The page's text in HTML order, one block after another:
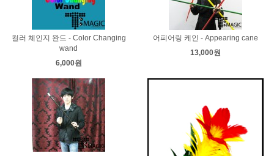
컬러 체인지 완드 - Color Changing
wand
6,000원
어피어링 케인 - Appearing cane
13,000원